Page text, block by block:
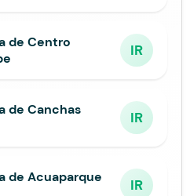
de Centro
IR
de Canchas
IR
de Acuaparque
IR